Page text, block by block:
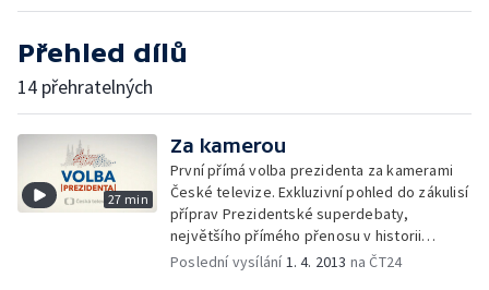
Přehled dílů
14 přehratelných
27 min
Za kamerou
První přímá volba prezidenta za kamerami
České televize. Exkluzivní pohled do zákulisí
příprav Prezidentské superdebaty,
největšího přímého přenosu v historii
zpravodajství České televize, který vzbudil
Poslední vysílání1. 4. 2013 na ČT24